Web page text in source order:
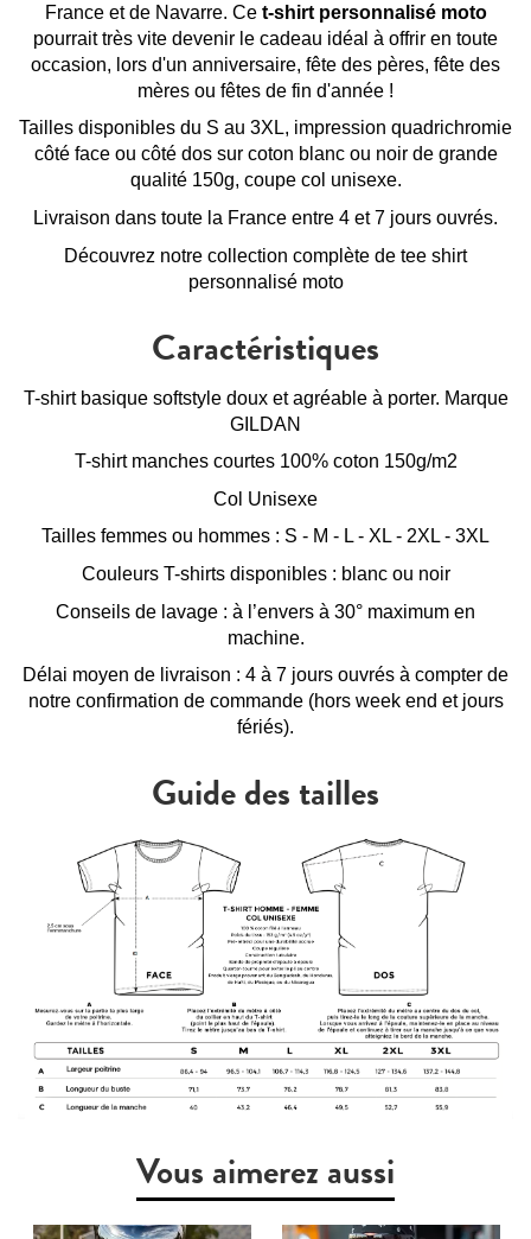
France et de Navarre. Cet-shirt personnalisé moto
pourrait très vite devenir le cadeau idéal à offrir en toute
occasion, lors d'un anniversaire, fête des pères, fête des
mères ou fêtes de fin d'année !
Tailles disponibles du S au 3XL, impression quadrichromie
côté face ou côté dos sur coton blanc ou noir de grande
qualité 150g, coupe col unisexe.
Livraison dans toute la France entre 4 et 7 jours ouvrés.
Découvrez notre collection complète de tee shirt
personnalisé moto
Caractéristiques
T-shirt basique softstyle doux et agréable à porter. Marque
GILDAN
T-shirt manches courtes 100% coton 150g/m2
Col Unisexe
Tailles femmes ou hommes : S - M - L - XL - 2XL - 3XL
Couleurs T-shirts disponibles : blanc ou noir
Conseils de lavage : à l’envers à 30° maximum en
machine.
Délai moyen de livraison : 4 à 7 jours ouvrés à compter de
notre confirmation de commande (hors week end et jours
fériés).
Guide des tailles
Vous aimerez aussi